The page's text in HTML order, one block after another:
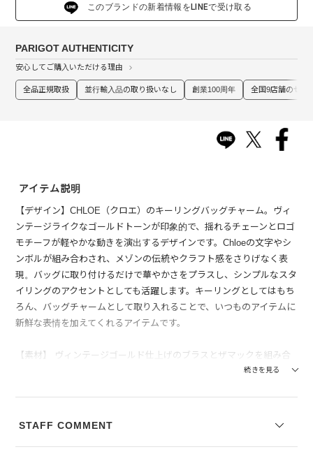
このブランドの新着情報をLINEで受け取る
PARIGOT AUTHENTICITY
安心してご購入いただける理由
全品正規取扱 並行輸入品の取り扱いなし 創業100周年 全国9店舗のセレ
アイテム説明
【デザイン】CHLOE（クロエ）のキーリングバッグチャーム。ヴィ
ンテージライクなゴールドトーンが印象的で、揺れるチェーンとロゴ
モチーフが軽やかな動きを演出するデザインです。Chloeの文字やシ
ンボルが組み合わされ、メゾンの伝統やクラフト感をさりげなく表
現。バッグに取り付けるだけで華やかさをプラスし、シンプルなスタ
イリングのアクセントとしても活躍します。キーリングとしてはもち
ろん、バッグチャームとして取り入れることで、いつものアイテムに
新鮮な表情を加えてくれるアイテムです。
【素材】 ヴィンテージゴールド仕上げのブラスとザマックを組み合
わせており、程よい重厚感と高級感のある佇まいが特徴です。手に取
続きを見る
STAFF COMMENT